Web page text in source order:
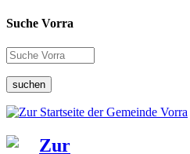
Suche Vorra
suchen